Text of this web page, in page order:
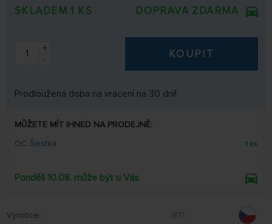
SKLADEM 1 KS DOPRAVA ZDARMA
+
-
KOUPIT
Prodloužená doba na vrácení na 30 dní!
MŮŽETE MÍT IHNED NA PRODEJNĚ:
OC Šestka
1 ks
Pondělí 10.08. může být u Vás
Výrobce: JETI